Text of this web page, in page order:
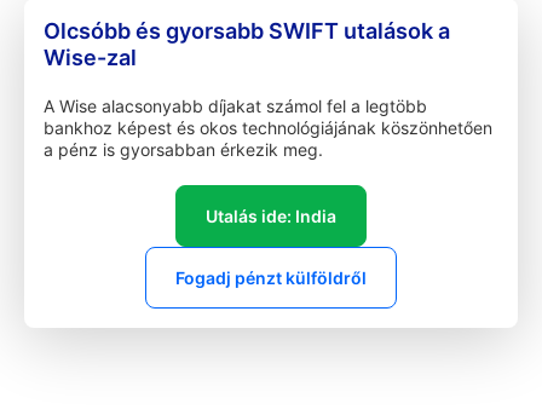
Olcsóbb és gyorsabb SWIFT utalások a
Wise-zal
A Wise alacsonyabb díjakat számol fel a legtöbb
bankhoz képest és okos technológiájának köszönhetően
a pénz is gyorsabban érkezik meg.
Utalás ide: India
Fogadj pénzt külföldről